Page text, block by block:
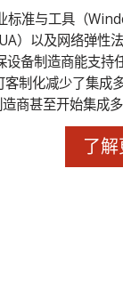
标准与工具（
）以及网络弹性
设备制造商能支
制化减少了集成
商甚至开始集成
了